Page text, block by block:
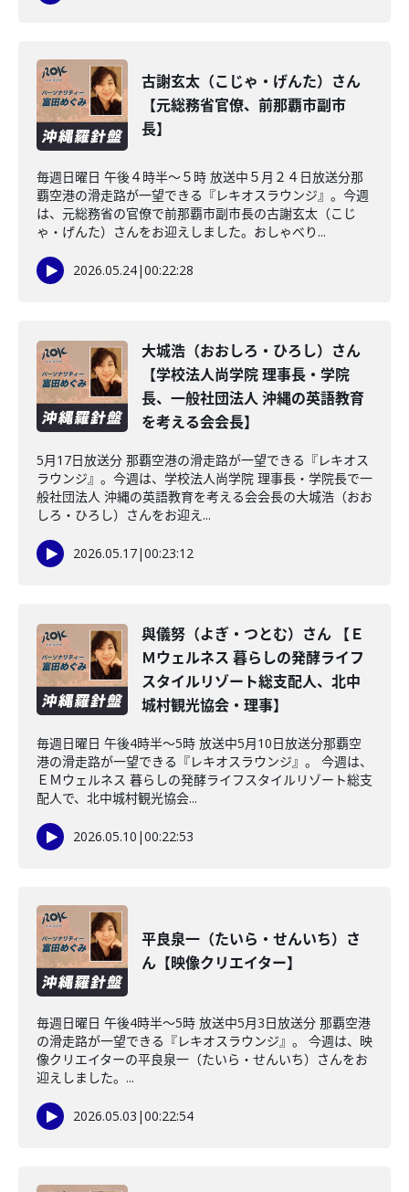
古謝玄太（こじゃ・げんた）さん
【元総務省官僚、前那覇市副市
長】
毎週日曜日 午後４時半～５時 放送中５月２４日放送分那
覇空港の滑走路が一望できる『レキオスラウンジ』。今週
は、元総務省の官僚で前那覇市副市長の古謝玄太（こじ
ゃ・げんた）さんをお迎えしました。おしゃべり...
2026.05.24|00:22:28
大城浩（おおしろ・ひろし）さん
【学校法人尚学院 理事長・学院
長、一般社団法人 沖縄の英語教育
を考える会会長】
5月17日放送分 那覇空港の滑走路が一望できる『レキオス
ラウンジ』。今週は、学校法人尚学院 理事長・学院長で一
般社団法人 沖縄の英語教育を考える会会長の大城浩（おお
しろ・ひろし）さんをお迎え...
2026.05.17|00:23:12
與儀努（よぎ・つとむ）さん 【Ｅ
Ｍウェルネス 暮らしの発酵ライフ
スタイルリゾート総支配人、北中
城村観光協会・理事】
毎週日曜日 午後4時半～5時 放送中5月10日放送分那覇空
港の滑走路が一望できる『レキオスラウンジ』。 今週は、
ＥＭウェルネス 暮らしの発酵ライフスタイルリゾート総支
配人で、北中城村観光協会...
2026.05.10 |00:22:53
平良泉一（たいら・せんいち）さ
ん【映像クリエイター】
毎週日曜日 午後4時半～5時 放送中5月3日放送分 那覇空港
の滑走路が一望できる『レキオスラウンジ』。 今週は、映
像クリエイターの平良泉一（たいら・せんいち）さんをお
迎えしました。...
2026.05.03 |00:22:54